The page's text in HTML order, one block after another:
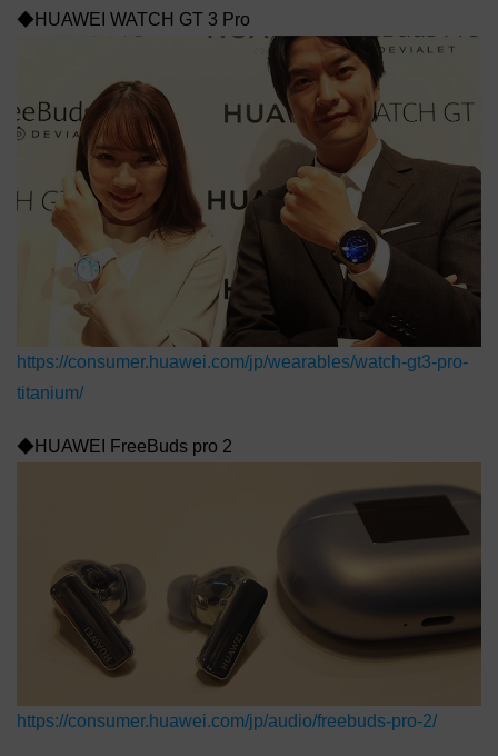
◆HUAWEI WATCH GT 3 Pro
https://consumer.huawei.com/jp/wearables/watch-gt3-pro-
titanium/
◆HUAWEI FreeBuds pro 2
https://consumer.huawei.com/jp/audio/freebuds-pro-2/